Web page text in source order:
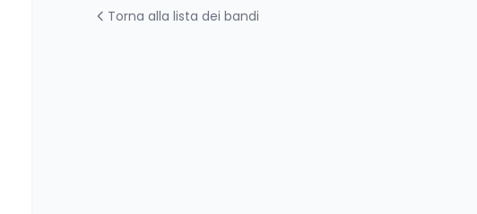
Torna alla lista dei bandi